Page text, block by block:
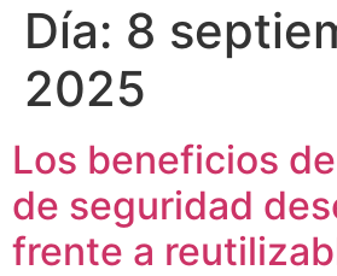
Día: 8
2025
Los beneficios
de seguridad
frente a